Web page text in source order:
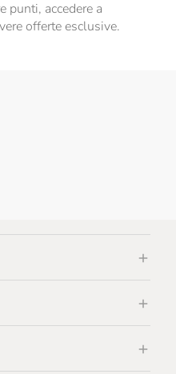
punti, accedere a
offerte esclusive.